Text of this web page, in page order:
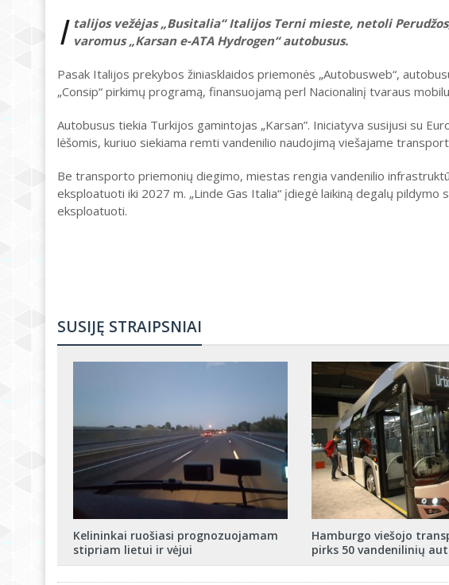
I talijos vežėjas „Busitalia“ Italijos Terni mieste, netoli
varomus „Karsan e-ATA Hydrogen“ autobusus.
Pasak Italijos prekybos žiniasklaidos priemonės „Autobusweb“,
„Consip“ pirkimų programą, finansuojamą perl Nacionalinį tvaraus
Autobusus tiekia Turkijos gamintojas „Karsan”. Iniciatyva susijusi su
lėšomis, kuriuo siekiama remti vandenilio naudojimą viešajame
Be transporto priemonių diegimo, miestas rengia vandenilio
eksploatuoti iki 2027 m. „Linde Gas Italia“ įdiegė laikiną degalų
eksploatuoti.
SUSIJĘ STRAIPSNIAI
Kelininkai ruošiasi prognozuojamam
stipriam lietui ir vėjui
Hamburgo viešojo
pirks 50 vandenilinių